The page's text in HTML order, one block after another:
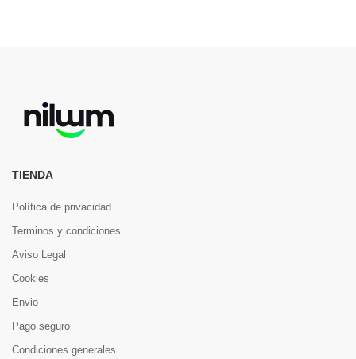
TIENDA
Política de privacidad
Terminos y condiciones
Aviso Legal
Cookies
Envio
Pago seguro
Condiciones generales